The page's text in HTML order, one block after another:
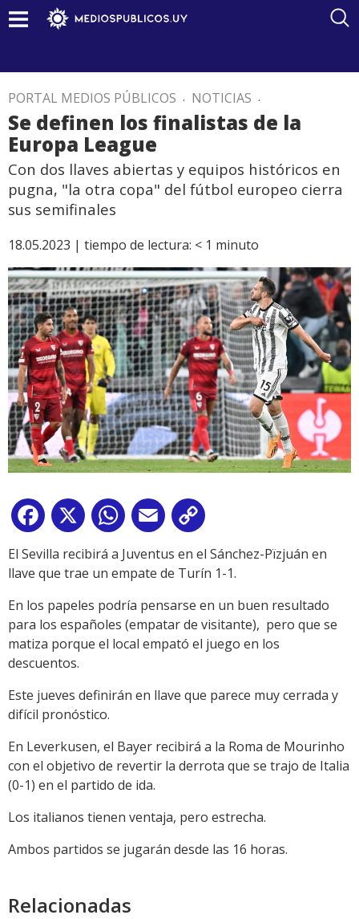
PORTAL MEDIOS PÚBLICOS . NOTICIAS .
Se definen los finalistas de la
Europa League
Con dos llaves abiertas y equipos históricos en
pugna, "la otra copa" del fútbol europeo cierra
sus semifinales
18.05.2023 | tiempo de lectura: < 1 minuto
Facebook
X WhatsApp
Email
Link
El Sevilla recibirá a Juventus en el Sánchez-Pïzjuán en
llave que trae un empate de Turín 1-1.
En los papeles podría pensarse en un buen resultado
para los españoles (empatar de visitante), pero que se
matiza porque el local empató el juego en los
descuentos.
Este jueves definirán en llave que parece muy cerrada y
difícil pronóstico.
En Leverkusen, el Bayer recibirá a la Roma de Mourinho
con el objetivo de revertir la derrota que se trajo de Italia
(0-1) en el partido de ida.
Los italianos tienen ventaja, pero estrecha.
Ambos partidos se jugarán desde las 16 horas.
Relacionadas